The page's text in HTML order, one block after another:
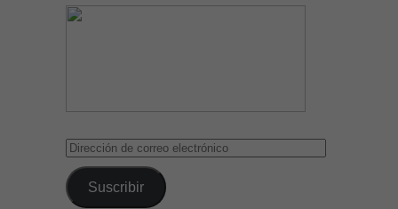
Dirección
correo
electrónico
Suscribir